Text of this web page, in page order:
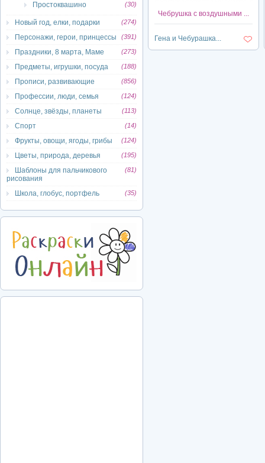
Простоквашино (30)
Новый год, елки, подарки (274)
Персонажи, герои, принцессы (391)
Праздники, 8 марта, Маме (273)
Предметы, игрушки, посуда (188)
Прописи, развивающие (856)
Профессии, люди, семья (124)
Солнце, звёзды, планеты (113)
Спорт (14)
Фрукты, овощи, ягоды, грибы (124)
Цветы, природа, деревья (195)
Шаблоны для пальчикового
рисования
(81)
Школа, глобус, портфель (35)
Чебрушка с воздушными ...
Гена и Чебурашка...